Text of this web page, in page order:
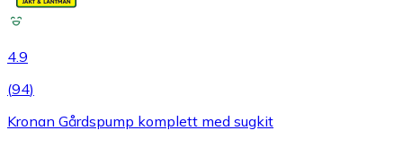
4.9
(94)
Kronan Gårdspump komplett med sugkit